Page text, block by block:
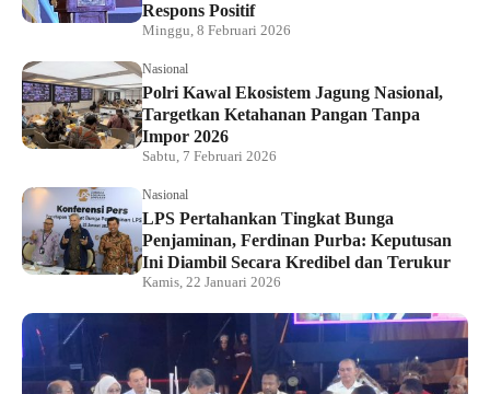
Respons Positif
Minggu, 8 Februari 2026
Nasional
Polri Kawal Ekosistem Jagung Nasional,
Targetkan Ketahanan Pangan Tanpa
Impor 2026
Sabtu, 7 Februari 2026
Nasional
LPS Pertahankan Tingkat Bunga
Penjaminan, Ferdinan Purba: Keputusan
Ini Diambil Secara Kredibel dan Terukur
Kamis, 22 Januari 2026